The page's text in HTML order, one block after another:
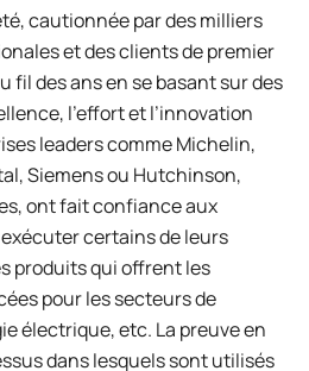
cautionnée par des milliers
et des clients de premier
fil des ans en se basant sur des
l’effort et l’innovation
leaders comme Michelin,
Siemens ou Hutchinson,
ont fait confiance aux
certains de leurs
produits qui offrent les
pour les secteurs de
électrique, etc. La preuve en
dans lesquels sont utilisés